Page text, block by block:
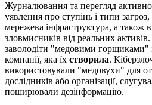
Журналювання та перегляд
уявлення про ступінь і типи
мережева інфраструктура, а також
зловмисників від реальних
заволодіти "медовими горщиками"
компанії, яка їх створила.
використовували "медовухи" для
дослідників або організації,
поширювали дезінформацію.